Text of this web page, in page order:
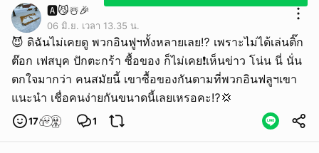
🅰️😼☃️🎉
06 มิ.ย. เวลา 13.35 น.
😈 ดิฉันไม่เคยดู พวกอินฟูฯทั้งหลายเลย⁉️ เพราะไม่ได้เล่นติ๊ก
ต๊อก เฟสบุค ปักตะกร้า ซื้อของ ก็ไม่เคย❗เห็นข่าว โน่น นี่ นั่น
ตกใจมากว่า คนสมัยนี้ เขาซื้อของกันตามที่พวกอินฟลูฯเขา
แนะนำ เชื่อคนง่ายกันขนาดนี้เลยเหรอคะ⁉️💢
17 1